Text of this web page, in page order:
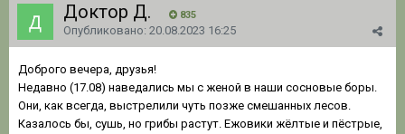
Доктор Д. 835
Опубликовано: 20.08.2023 16:25
Доброго вечера, друзья!
Недавно (17.08) наведались мы с женой в наши сосновые боры.
Они, как всегда, выстрелили чуть позже смешанных лесов.
Казалось бы, сушь, но грибы растут. Ежовики жёлтые и пёстрые,